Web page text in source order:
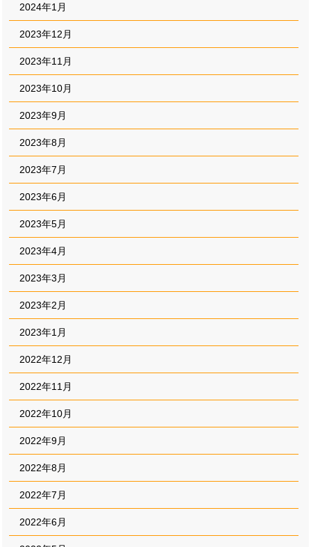
2024年1月
2023年12月
2023年11月
2023年10月
2023年9月
2023年8月
2023年7月
2023年6月
2023年5月
2023年4月
2023年3月
2023年2月
2023年1月
2022年12月
2022年11月
2022年10月
2022年9月
2022年8月
2022年7月
2022年6月